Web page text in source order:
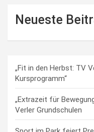
Neueste
„Fit in den Herbst: TV
Kursprogramm“
„Extrazeit für
Verler Grundschulen